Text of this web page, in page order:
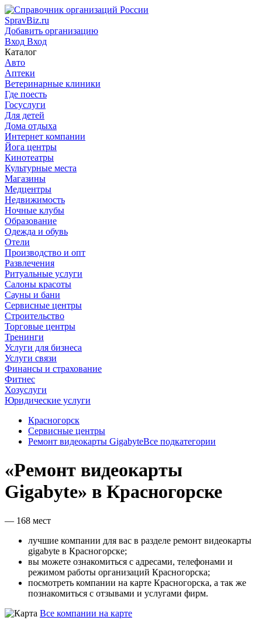
SpravBiz.ru
Добавить организацию
Вход Вход
Каталог
Авто
Аптеки
Ветеринарные клиники
Где поесть
Госуслуги
Для детей
Дома отдыха
Интернет компании
Йога центры
Кинотеатры
Культурные места
Магазины
Медцентры
Недвижимость
Ночные клубы
Образование
Одежда и обувь
Отели
Производство и опт
Развлечения
Ритуальные услуги
Салоны красоты
Сауны и бани
Сервисные центры
Строительство
Торговые центры
Тренинги
Услуги для бизнеса
Услуги связи
Финансы и страхование
Фитнес
Хозуслуги
Юридические услуги
Красногорск
Сервисные центры
Ремонт видеокарты GigabyteВсе подкатегории
«Ремонт видеокарты
Gigabyte» в Красногорске
— 168 мест
лучшие компании для вас в разделе ремонт видеокарты
gigabyte в Красногорске;
вы можете ознакомиться с адресами, телефонами и
режимом работы организаций Красногорска;
посмотреть компании на карте Красногорска, а так же
познакомиться с отзывами и услугами фирм.
Все компании на карте